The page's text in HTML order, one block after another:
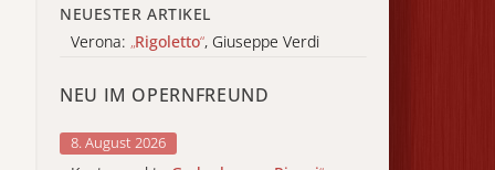
NEUESTER ARTIKEL
Verona: „Rigoletto“, Giuseppe Verdi
NEU IM OPERNFREUND
8. August 2026